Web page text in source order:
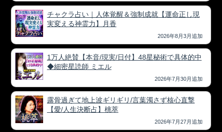
チャクラ占い｜人体覚醒＆強制成就【運命正し現
実変える神霊力】月香
2026年8月3月追加
1万人絶賛【本音/現実/日付】48星秘術で具体的中
◆細密星読師 ミエル
2026年7月30月追加
露骨過ぎて地上波ギリギリ/言葉濁さず核心直撃
【愛/人生決断占】桃萃
2026年7月27月追加